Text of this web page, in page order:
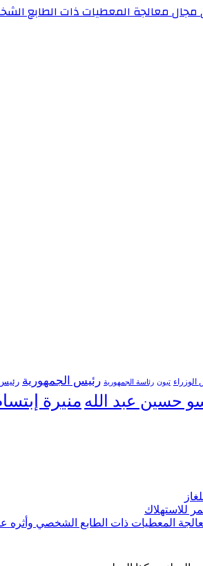
معالجة المعطيات ذات الطابع
تبون رئاسة الجمهورية رئيس الجمهورية رئيس
حسين عبد الله منيرة
للاستهلاك
المعطيات ذات الطابع الشخصي وأثره